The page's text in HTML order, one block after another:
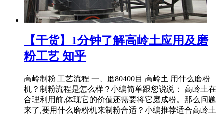
【干货】1分钟了解高岭土应用及磨
粉工艺 知乎
高岭制粉 工艺流程 一、磨80400目 高岭土 用什么磨粉
机？制粉流程是怎么样？小编简单跟您说说： 高岭土在
合理利用前,体现它的价值还需要将它磨成粉。那么问题
来了,要用什么磨粉机来制粉合适？小编推荐适合高岭土